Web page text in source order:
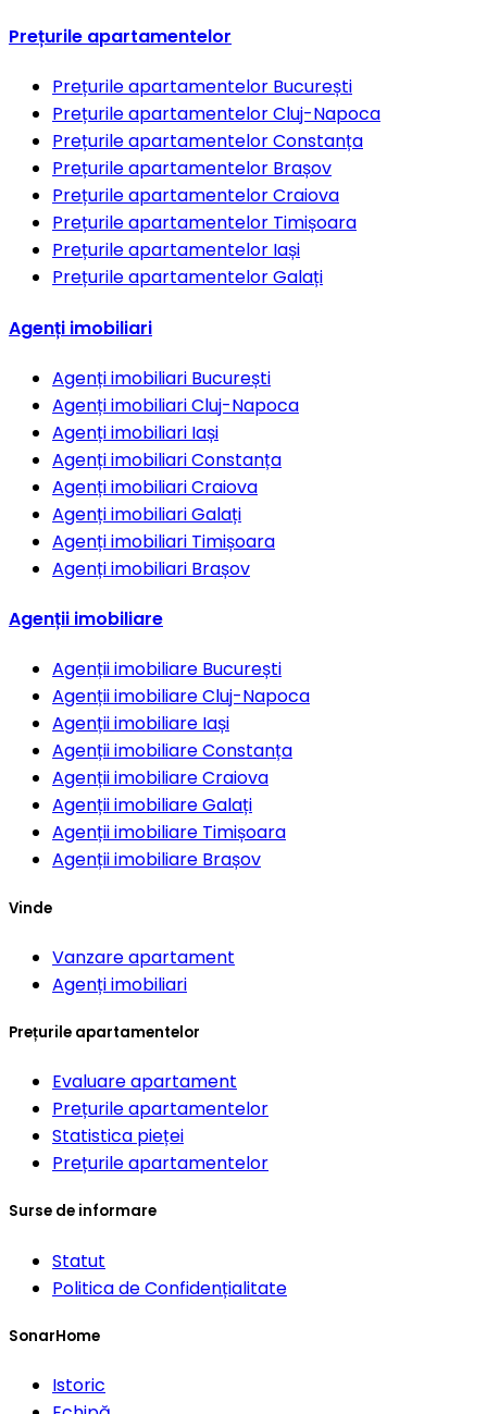
Prețurile apartamentelor
Prețurile apartamentelor București
Prețurile apartamentelorCluj-Napoca
Prețurile apartamentelorConstanța
Prețurile apartamentelor Brașov
Prețurile apartamentelorCraiova
Prețurile apartamentelor Timișoara
Prețurile apartamentelor Iași
Prețurile apartamentelorGalați
Agenți imobiliari
Agenți imobiliari București
Agenți imobiliariCluj-Napoca
Agenți imobiliari Iași
Agenți imobiliariConstanța
Agenți imobiliariCraiova
Agenți imobiliariGalați
Agenți imobiliari Timișoara
Agenți imobiliari Brașov
Agenții imobiliare
Agenții imobiliare București
Agenții imobiliareCluj-Napoca
Agenții imobiliare Iași
Agenții imobiliareConstanța
Agenții imobiliareCraiova
Agenții imobiliareGalați
Agenții imobiliare Timișoara
Agenții imobiliare Brașov
Vinde
Vanzare apartament
Agenți imobiliari
Prețurile apartamentelor
Evaluare apartament
Prețurile apartamentelor
Statistica pieței
Prețurile apartamentelor
Surse de informare
Statut
Politica de Confidențialitate
SonarHome
Istoric